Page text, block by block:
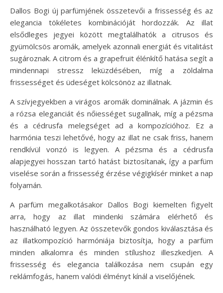
Dallos Bogi új parfümjének összetevői a frissesség és az
elegancia tökéletes kombinációját hordozzák. Az illat
elsődleges jegyei között megtalálhatók a citrusos és
gyümölcsös aromák, amelyek azonnali energiát és vitalitást
sugároznak. A citrom és a grapefruit élénkítő hatása segít a
mindennapi stressz leküzdésében, míg a zöldalma
frissességet és üdeséget kölcsönöz az illatnak.
A szívjegyekben a virágos aromák dominálnak. A jázmin és
a rózsa eleganciát és nőiességet sugallnak, míg a pézsma
és a cédrusfa melegséget ad a kompozícióhoz. Ez a
harmónia teszi lehetővé, hogy az illat ne csak friss, hanem
rendkívül vonzó is legyen. A pézsma és a cédrusfa
alapjegyei hosszan tartó hatást biztosítanak, így a parfüm
viselése során a frissesség érzése végigkísér minket a nap
folyamán.
A parfüm megalkotásakor Dallos Bogi kiemelten figyelt
arra, hogy az illat mindenki számára elérhető és
használható legyen. Az összetevők gondos kiválasztása és
az illatkompozíció harmóniája biztosítja, hogy a parfüm
minden alkalomra és minden stílushoz illeszkedjen. A
frissesség és elegancia találkozása nem csupán egy
reklámfogás, hanem valódi élményt kínál a viselőjének.